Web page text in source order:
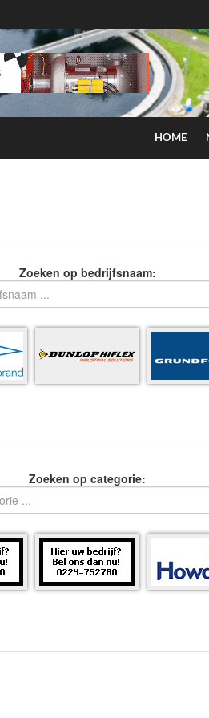
HOME
Zoeken op bedrijfsnaam:
Zoeken op categorie: